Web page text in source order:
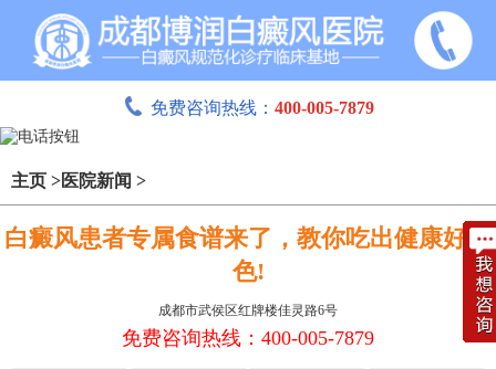
免费咨询热线： 400-005-7879
主页 >医院新闻 >
白癜风患者专属食谱来了，教你吃出健康好肤
色!
成都市武侯区红牌楼佳灵路6号
免费咨询热线：400-005-7879